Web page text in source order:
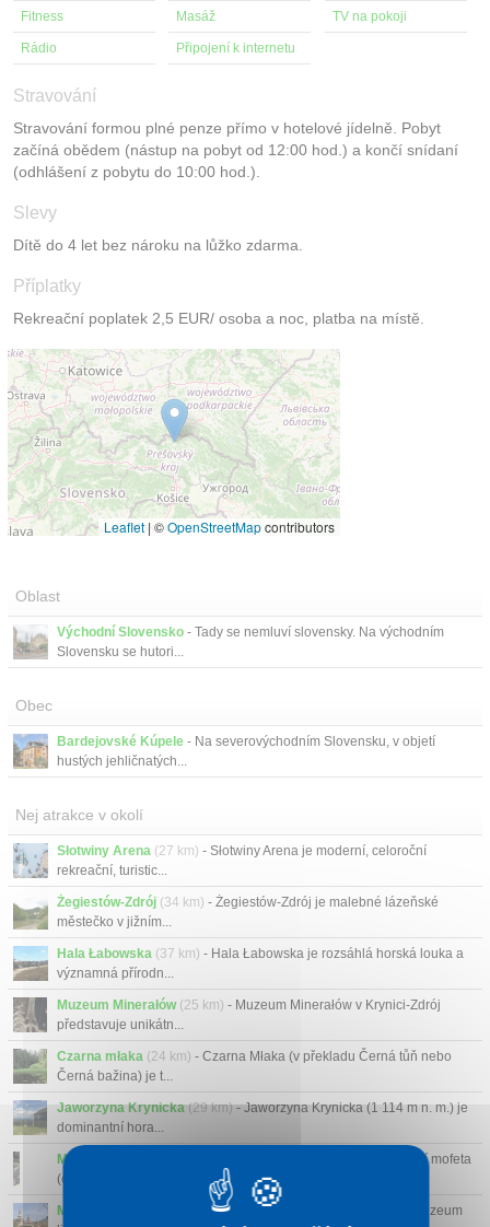
Fitness Masáž TV na pokoji
Rádio Připojení k internetu
Stravování
Stravování formou plné penze přímo v hotelové jídelně. Pobyt
začíná obědem (nástup na pobyt od 12:00 hod.) a končí snídaní
(odhlášení z pobytu do 10:00 hod.).
Slevy
Dítě do 4 let bez nároku na lůžko zdarma.
Příplatky
Rekreační poplatek 2,5 EUR/ osoba a noc, platba na místě.
Leaflet | ©OpenStreetMapcontributors
Oblast
Východní Slovensko - Tady se nemluví slovensky. Na východním
Slovensku se hutori...
Obec
Bardejovské Kúpele - Na severovýchodním Slovensku, v objetí
hustých jehličnatých...
Nej atrakce v okolí
Słotwiny Arena (27 km) - Słotwiny Arena je moderní, celoroční
rekreační, turistic...
Żegiestów-Zdrój (34 km) - Żegiestów-Zdrój je malebné lázeňské
městečko v jižním...
Hala Łabowska (37 km) - Hala Łabowska je rozsáhlá horská louka a
významná přírodn...
Muzeum Minerałów (25 km) - Muzeum Minerałów v Krynici-Zdrój
představuje unikátn...
Czarna młaka (24 km) - Czarna Młaka (v překladu Černá tůň nebo
Černá bažina) je t...
Jaworzyna Krynicka (29 km)- Jaworzyna Krynicka (1 114 m n. m.) je
dominantní hora...
Mofeta w Tyliczu
- Mofeta w Tyliczu je největší přírodní mofeta
(chladný s...
Muzeum lidové architektury Bardejovské Kúpele
- Muzeum